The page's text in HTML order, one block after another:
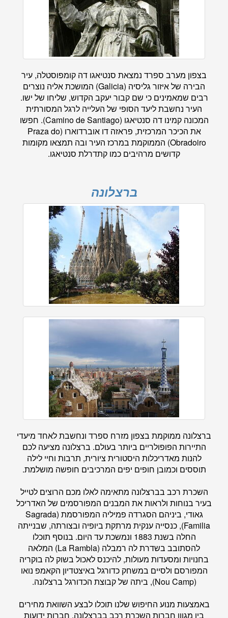
בצפון מערב ספרד נמצאת סנטיאגו דה קומפוסטלה, עיר
הבירה של איזור גליסיה (Galicia) המושכת אליה נוצרים
רבים שמאמינים כי שם קבור יעקב הקדוש, שליחו של ישו.
העיר נחשבת ליעד הסופי של העלייה לרגל המסורתית
המכונה קמינו דה סנטיאגו (Camino de Santiago). חפשו
את הכיכר המרכזית, פראזה דו אוברדוארו (Praza do
Obradoiro) הממוקמת במרכז העיר ובה תמצאו מקומות
קדושים מרהיבים כמו קתדרלת סנטיאגו.
ברצלונה
ברצלונה ממוקמת בצפון מזרח ספרד ונחשבת לאחד מיעדי
התיירות הפופולריים ביותר בעולם. ברצלונה מציעה לכם
להנות מאדריכלות היסטורית ציורית, תרבות וחיי לילה
תוססים וכמובן חופים יפים המרכיבים חופשה מושלמת.
השכרת רכב בברצלונה מתאימה לאלו מכם הרוצים לטייל
בעיר בנוחות ולראות את המבנים המפורסמים של האדריכל
גאודי, ביניהם הסגרדה פמיליה המפורסמת (Sagrada
Familia), כנסייה ענקית מרתקת ביופיה ובצורתה, שבנייתה
החלה בשנת 1883 ונמשכת עד היום. בנוסף תוכלו
להסתובב בשדרת לה רמבלה (La Rambla) המלאה
בחנויות ומסעדות מעולות, להיכנס לאכול בשוק לה בוקריה
המפורסם ולסיים במשחק כדורגל באיצטדיון הקאמפ נואו
(Nou Camp), ביתה של קבוצת הכדורגל ברצלונה.
באמצעות מנוע החיפוש שלנו תוכלו לבצע השוואת מחירים
בין מגוון חברות השכרת רכב בברצלונה, חברות ידועות